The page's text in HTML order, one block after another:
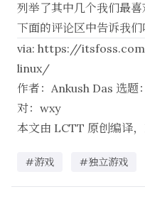
列举了其中几个我们最
下面的评论区中告诉我们
via: https://
linux/
作者： Ankush Das 选题：
对： wxy
本文由 LCTT 原创编译，
#游戏 #独立游戏